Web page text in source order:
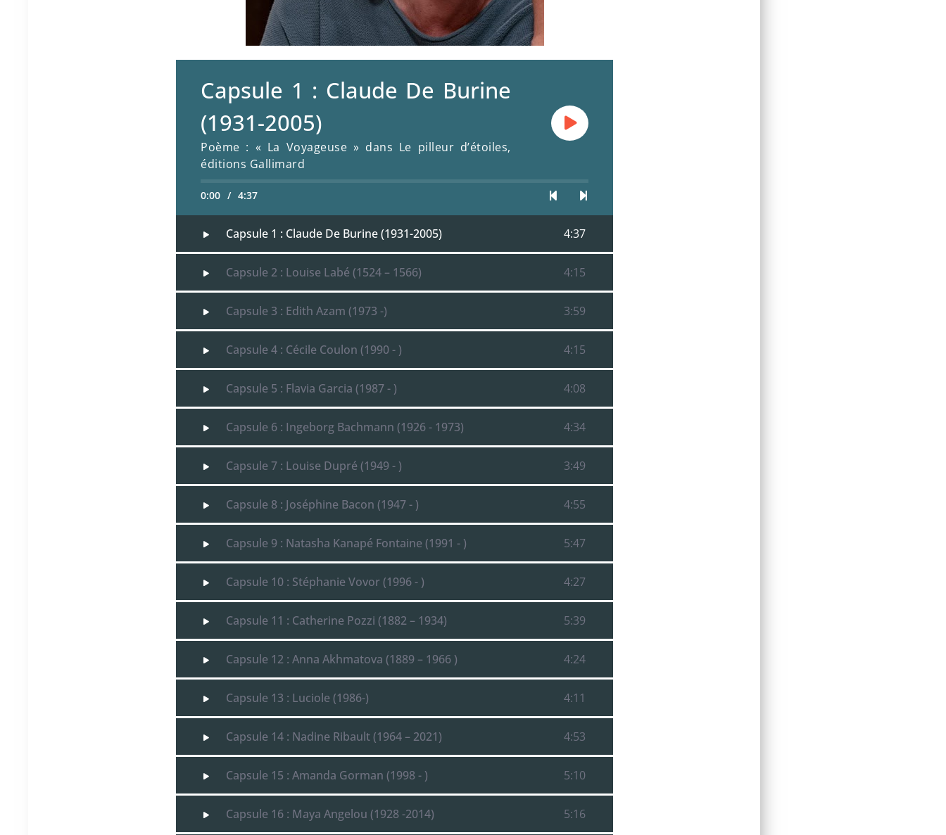
Capsule 1 : Claude De Burine
(1931-2005)
Poème : « La Voyageuse » dans Le pilleur d’étoiles,
éditions Gallimard
0:00 / 4:37
Capsule 1 : Claude De Burine (1931-2005) 4:37
Capsule 2 : Louise Labé (1524 – 1566) 4:15
Capsule 3 : Edith Azam (1973 -) 3:59
Capsule 4 : Cécile Coulon (1990 - ) 4:15
Capsule 5 : Flavia Garcia (1987 - ) 4:08
Capsule 6 : Ingeborg Bachmann (1926 - 1973) 4:34
Capsule 7 : Louise Dupré (1949 - ) 3:49
Capsule 8 : Joséphine Bacon (1947 - ) 4:55
Capsule 9 : Natasha Kanapé Fontaine (1991 - ) 5:47
Capsule 10 : Stéphanie Vovor (1996 - ) 4:27
Capsule 11 : Catherine Pozzi (1882 – 1934) 5:39
Capsule 12 : Anna Akhmatova (1889 – 1966 ) 4:24
Capsule 13 : Luciole (1986-) 4:11
Capsule 14 : Nadine Ribault (1964 – 2021) 4:53
Capsule 15 : Amanda Gorman (1998 - ) 5:10
Capsule 16 : Maya Angelou (1928 -2014) 5:16